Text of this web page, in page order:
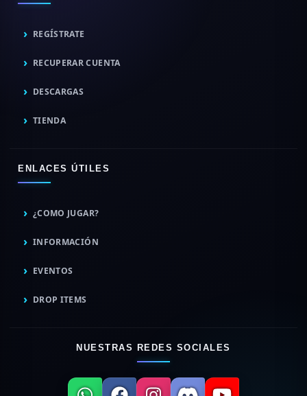
REGÍSTRATE
RECUPERAR CUENTA
DESCARGAS
TIENDA
ENLACES ÚTILES
¿COMO JUGAR?
INFORMACIÓN
EVENTOS
DROP ITEMS
NUESTRAS REDES SOCIALES